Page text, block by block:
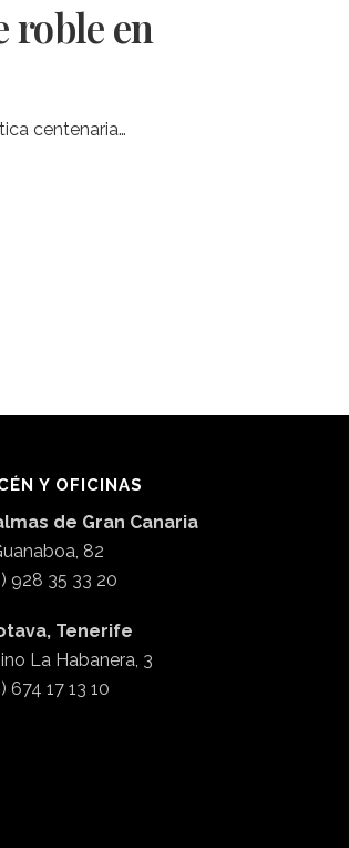
roble en
centenaria…
Y OFICINAS
de Gran Canaria
82
928 35 33 20
Tenerife
La Habanera, 3
674 17 13 10